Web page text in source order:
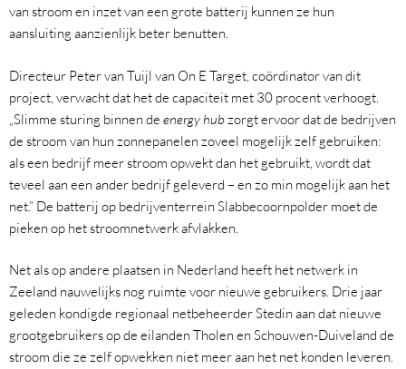
van stroom en inzet van een grote batterij kunnen ze hun
aansluiting aanzienlijk beter benutten.
Directeur Peter van Tuijl van On E Target, coördinator van dit
project, verwacht dat het de capaciteit met 30 procent verhoogt.
„Slimme sturing binnen de energy hubzorgt ervoor dat de bedrijven
de stroom van hun zonnepanelen zoveel mogelijk zelf gebruiken:
als een bedrijf meer stroom opwekt dan het gebruikt, wordt dat
teveel aan een ander bedrijf geleverd – en zo min mogelijk aan het
net.” De batterij op bedrijventerrein Slabbecoornpolder moet de
pieken op het stroomnetwerk afvlakken.
Net als op andere plaatsen in Nederland heeft het netwerk in
Zeeland nauwelijks nog ruimte voor nieuwe gebruikers. Drie jaar
geleden kondigde regionaal netbeheerder Stedin aan dat nieuwe
grootgebruikers op de eilanden Tholen en Schouwen-Duiveland de
stroom die ze zelf opwekken niet meer aan het net konden leveren.